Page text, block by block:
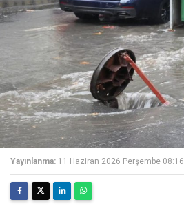
Yayınlanma: 11 Haziran 2026 Perşembe 08:16